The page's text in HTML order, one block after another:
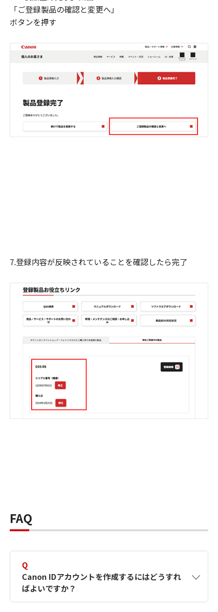
「ご登録製品の確認と変更へ」
ボタンを押す
7.登録内容が反映されていることを確認したら完了
FAQ
Q
Canon IDアカウントを作成するにはどうすれ
ばよいですか？